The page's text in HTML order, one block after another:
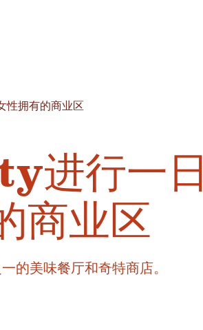
性拥有的商业区
行一日
商业区
美味餐厅和奇特商店。